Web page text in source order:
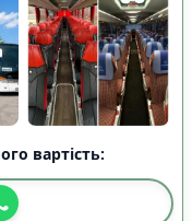
вартість: